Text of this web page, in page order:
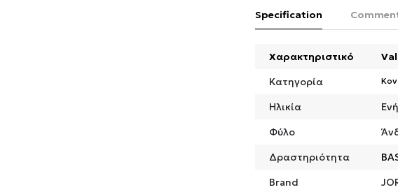
Specification
Χαρακτηριστικό
Κατηγορία
Ηλικία
Φύλο
Δραστηριότητα
Brand